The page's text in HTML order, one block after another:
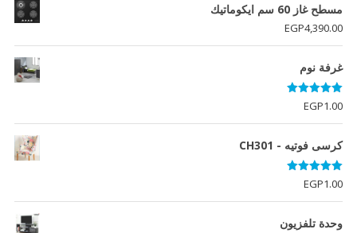
مسطح غاز 60 سم ايكوماتيك
EGP4,390.00
غرفة نوم
تم التقييم
5.00
من 5
EGP1.00
كرسى فوتيه - CH301
تم التقييم
5.00
من 5
EGP1.00
وحدة تلفزيون